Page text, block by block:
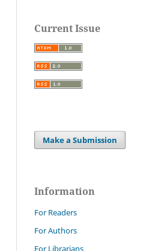
Current Issue
Make a Submission
Information
For Readers
For Authors
For Librarians